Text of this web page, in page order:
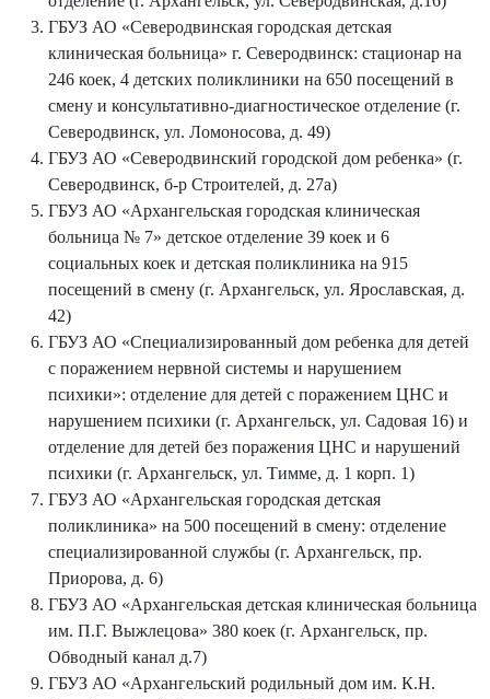
ГБУЗ АО «Северодвинская городская детская
клиническая больница» г. Северодвинск: стационар на
246 коек, 4 детских поликлиники на 650 посещений в
смену и консультативно-диагностическое отделение (г.
Северодвинск, ул. Ломоносова, д. 49)
ГБУЗ АО «Северодвинский городской дом ребенка» (г.
Северодвинск, б-р Строителей, д. 27а)
ГБУЗ АО «Архангельская городская клиническая
больница № 7» детское отделение 39 коек и 6
социальных коек и детская поликлиника на 915
посещений в смену (г. Архангельск, ул. Ярославская, д.
42)
ГБУЗ АО «Специализированный дом ребенка для детей
с поражением нервной системы и нарушением
психики»: отделение для детей с поражением ЦНС и
нарушением психики (г. Архангельск, ул. Садовая 16) и
отделение для детей без поражения ЦНС и нарушений
психики (г. Архангельск, ул. Тимме, д. 1 корп. 1)
ГБУЗ АО «Архангельская городская детская
поликлиника» на 500 посещений в смену: отделение
специализированной службы (г. Архангельск, пр.
Приорова, д. 6)
ГБУЗ АО «Архангельская детская клиническая больница
им. П.Г. Выжлецова» 380 коек (г. Архангельск, пр.
Обводный канал д.7)
ГБУЗ АО «Архангельский родильный дом им. К.Н.